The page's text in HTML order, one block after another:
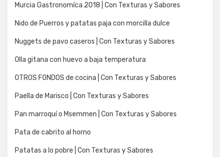
Murcia Gastronomíca 2018 | Con Texturas y Sabores
Nido de Puerros y patatas paja con morcilla dulce
Nuggets de pavo caseros | Con Texturas y Sabores
Olla gitana con huevo a baja temperatura
OTROS FONDOS de cocina | Con Texturas y Sabores
Paella de Marisco | Con Texturas y Sabores
Pan marroquí o Msemmen | Con Texturas y Sabores
Pata de cabrito al horno
Patatas a lo pobre | Con Texturas y Sabores